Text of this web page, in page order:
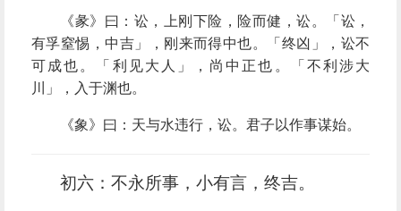
《彖》曰：讼，上刚下险，险而健，讼。「讼，
有孚窒惕，中吉」，刚来而得中也。「终凶」，讼不
可成也。「利见大人」，尚中正也。「不利涉大
川」，入于渊也。
《象》曰：天与水违行，讼。君子以作事谋始。
初六：不永所事，小有言，终吉。